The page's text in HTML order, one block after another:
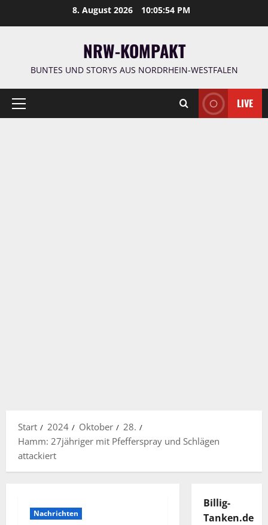
8. August 2026 10:05:55 PM
NRW-KOMPAKT
BUNTES UND STORYS AUS NORDRHEIN-WESTFALEN
Primäres
LIVE
Start 2024 Oktober
28.
Hamm: 27jähriger mit Pfefferspray und Schlägen
attackiert
Nachrichten
Billig-
Tanken.de